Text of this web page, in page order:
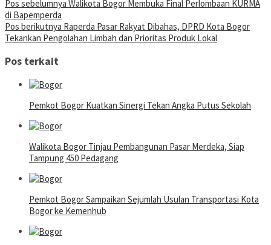
Pos sebelumnya Walikota Bogor Membuka Final Perlombaan KURMA
di Bapemperda
Pos berikutnya Raperda Pasar Rakyat Dibahas, DPRD Kota Bogor
Tekankan Pengolahan Limbah dan Prioritas Produk Lokal
Pos terkait
Pemkot Bogor Kuatkan Sinergi Tekan Angka Putus Sekolah
Walikota Bogor Tinjau Pembangunan Pasar Merdeka, Siap
Tampung 450 Pedagang
Pemkot Bogor Sampaikan Sejumlah Usulan Transportasi Kota
Bogor ke Kemenhub